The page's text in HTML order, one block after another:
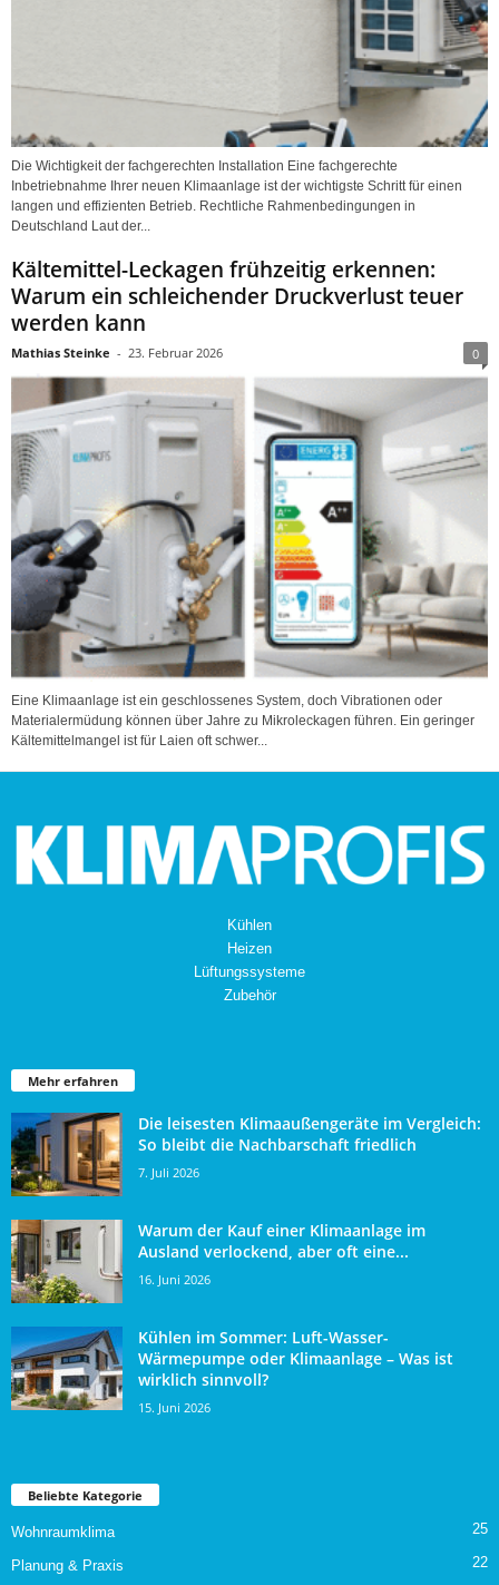
Die Wichtigkeit der fachgerechten Installation Eine fachgerechte
Inbetriebnahme Ihrer neuen Klimaanlage ist der wichtigste Schritt für einen
langen und effizienten Betrieb. Rechtliche Rahmenbedingungen in
Deutschland Laut der...
Kältemittel-Leckagen frühzeitig erkennen:
Warum ein schleichender Druckverlust teuer
werden kann
Mathias Steinke - 23. Februar 2026 0
Eine Klimaanlage ist ein geschlossenes System, doch Vibrationen oder
Materialermüdung können über Jahre zu Mikroleckagen führen. Ein geringer
Kältemittelmangel ist für Laien oft schwer...
Kühlen
Heizen
Lüftungssysteme
Zubehör
Mehr erfahren
Die leisesten Klimaaußengeräte im Vergleich:
So bleibt die Nachbarschaft friedlich
7. Juli 2026
Warum der Kauf einer Klimaanlage im
Ausland verlockend, aber oft eine...
16. Juni 2026
Kühlen im Sommer: Luft-Wasser-
Wärmepumpe oder Klimaanlage – Was ist
wirklich sinnvoll?
15. Juni 2026
Beliebte Kategorie
Wohnraumklima 25
Planung & Praxis 22